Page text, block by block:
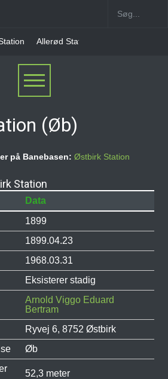
Favrholm Station
(Øb)
på Banebasen:Østbirk Station
Station
Data
1899
1899.04.23
1968.03.31
Eksisterer stadig
Arnold Viggo Eduard
Bertram
Ryvej 6, 8752 Østbirk
Øb
52,3 meter